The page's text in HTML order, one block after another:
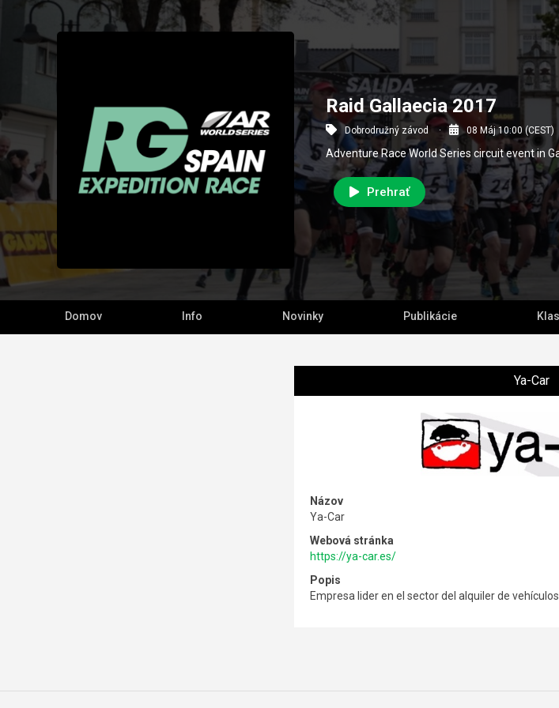
Raid Gallaecia 2017
Dobrodružný závod 08 Máj 10:00 (CEST)
Adventure Race World Series circuit event in
Prehrať
Domov Info Novinky Publikácie
Ya-Car
Názov
Ya-Car
Webová stránka
https://ya-car.es/
Popis
Empresa lider en el sector del alquiler de vehículos.